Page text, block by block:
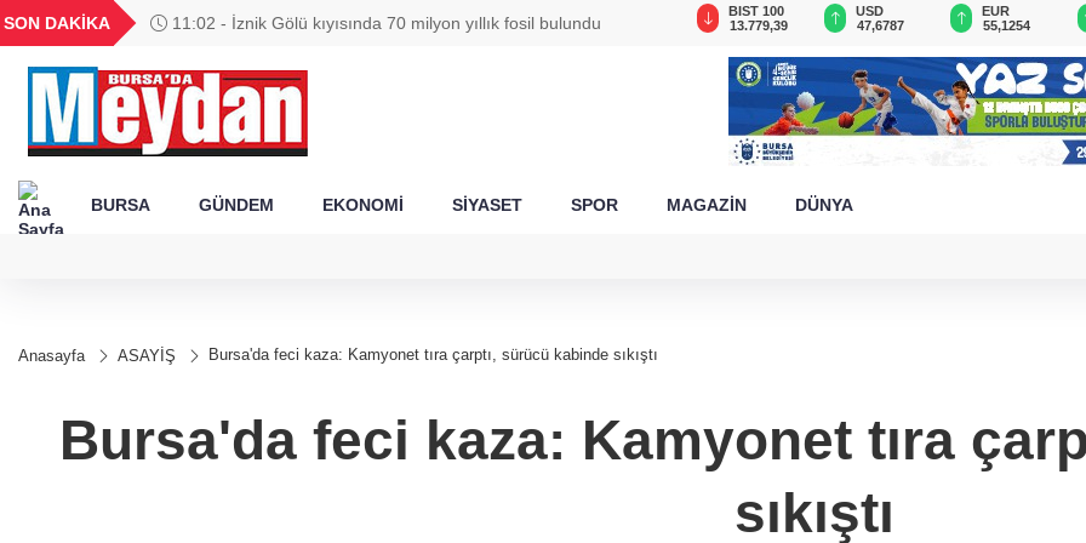
SON DAKİKA 11:02 - İznik Gölü kıyısında 70 milyon yıllık fosil bulundu
GEL
18,2677
16,3788
27,9743
0,0018
BIST 100
13.779,39
USD
47,6787
EUR
55,1254
BURSA GÜNDEM EKONOMİ SİYASET SPOR MAGAZİN DÜNYA
Anasayfa ASAYİŞ Bursa'da feci kaza: Kamyonet tıra çarptı, sürücü kabinde sıkıştı
Bursa'da feci kaza: Kamyonet tıra
sıkıştı